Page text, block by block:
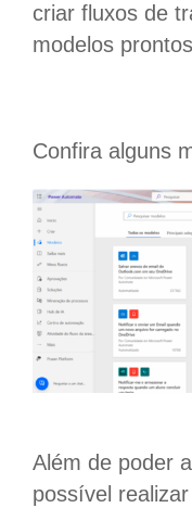
criar fluxos de
modelos
Confira alguns
Além de poder
possível